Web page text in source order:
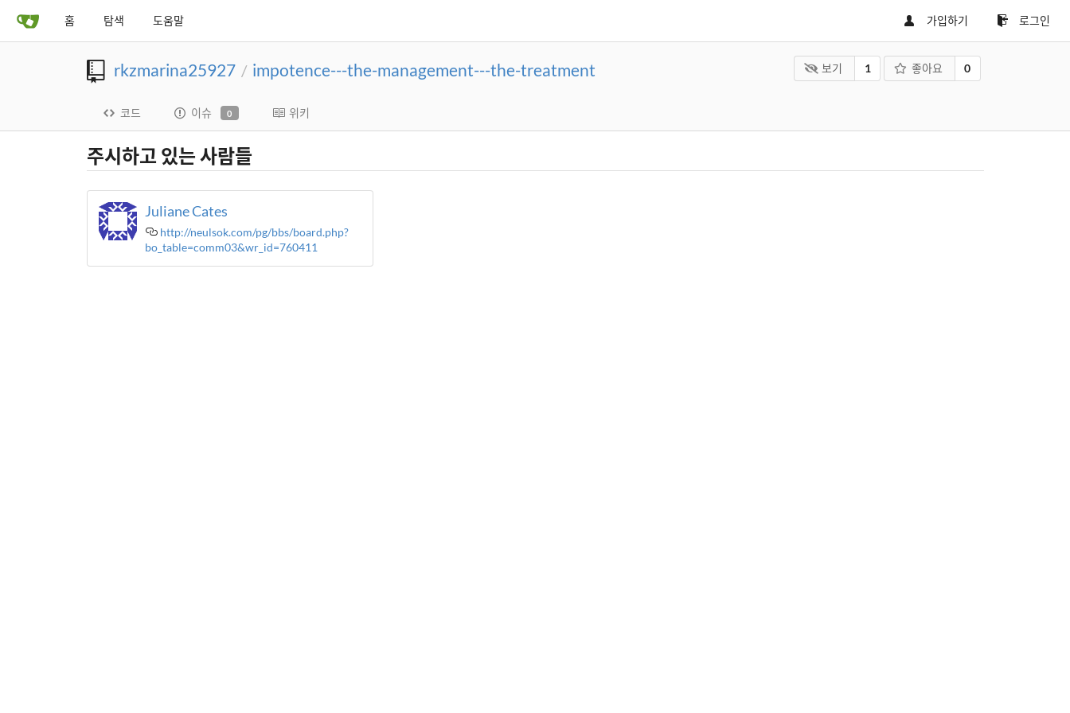
홈 탐색 도움말 가입하기 로그인
rkzmarina25927 / impotence---the-management---the-treatment 보기 1 좋아요 0
코드 이슈 0 위키
주시하고 있는 사람들
Juliane Cates
http://neulsok.com/pg/bbs/board.php?
bo_table=comm03&wr_id=760411